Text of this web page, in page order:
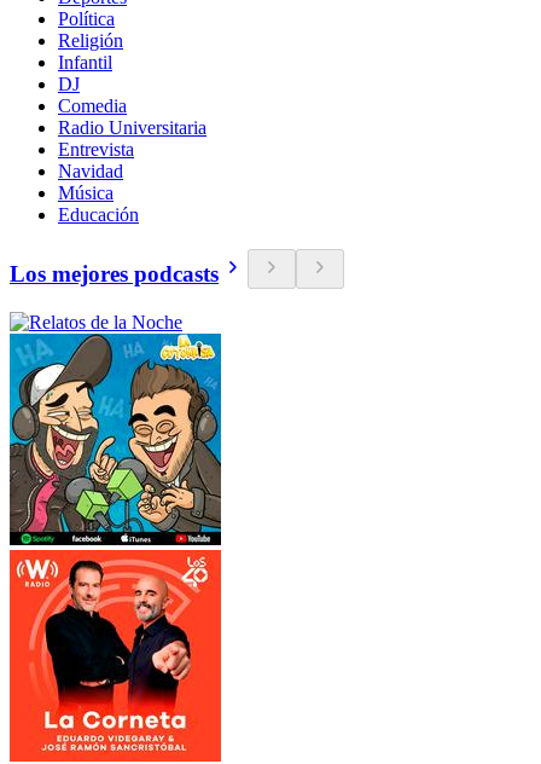
Política
Religión
Infantil
DJ
Comedia
Radio Universitaria
Entrevista
Navidad
Música
Educación
Los mejores podcasts